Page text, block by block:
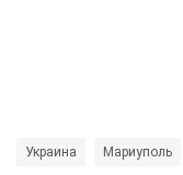
Украина Мариуполь